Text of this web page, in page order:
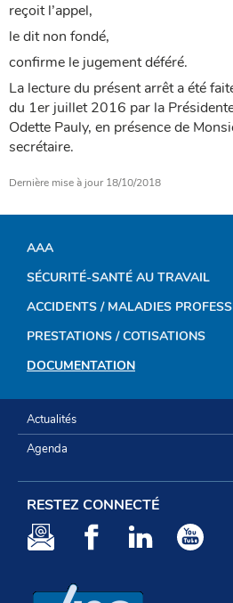
reçoit l’appel,
le dit non fondé,
confirme le jugement déféré.
La lecture du présent arrêt a été
du 1er juillet 2016 par la
Odette Pauly, en présence de
secrétaire.
Dernière mise à jour 18/10/2018
MENU
DE
NAVIGATION
AAA
SÉCURITÉ-SANTÉ AU TRAVAIL
ACCIDENTS / MALADIES
PRESTATIONS / COTISATIONS
DOCUMENTATION
Actualités
Agenda
RESTEZ CONNECTÉ